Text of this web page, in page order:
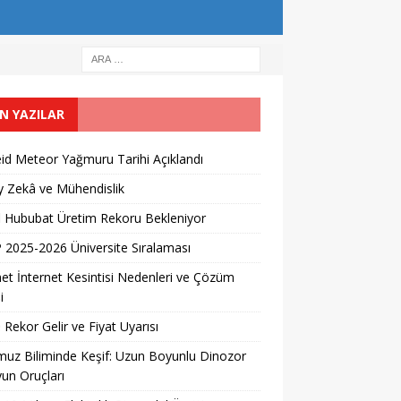
YAZILAR
Meteor Yağmuru Tarihi Açıklandı
Zekâ ve Mühendislik
Hububat Üretim Rekoru Bekleniyor
2025-2026 Üniversite Sıralaması
İnternet Kesintisi Nedenleri ve Çözüm
Gelir ve Fiyat Uyarısı
Biliminde Keşif: Uzun Boyunlu Dinozor
Oruçları